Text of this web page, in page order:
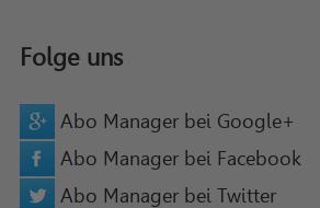
Folge uns
Abo Manager bei Google+
Abo Manager bei Facebook
Abo Manager bei Twitter